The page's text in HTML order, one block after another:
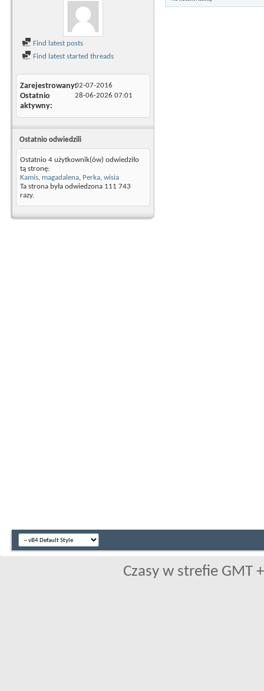
Find latest posts
Find latest started threads
Zarejestrowany02-07-2016
Ostatnio
aktywny
28-06-2026 07:01
Ostatnio odwiedzili
Ostatnio 4 użytkownik(ów) odwiedziło
tą stronę:
Kamis, magadalena, Perka, wisia
Ta strona była odwiedzona 111 743
razy.
Czasy w strefie GMT